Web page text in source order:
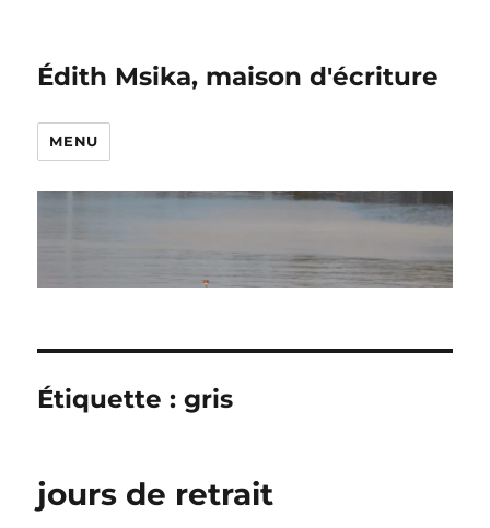
Édith Msika, maison d'écriture
MENU
Étiquette :gris
jours de retrait